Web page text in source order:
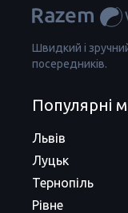
Швидкий і
посередників.
Популярні
Львів
Луцьк
Тернопіль
Рівне